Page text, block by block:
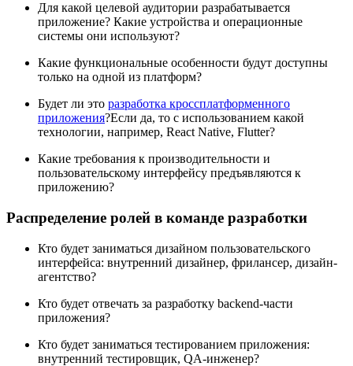
Для какой целевой аудитории разрабатывается
приложение? Какие устройства и операционные
системы они используют?
Какие функциональные особенности будут доступны
только на одной из платформ?
Будет ли это разработка кроссплатформенного
приложения?Если да, то с использованием какой
технологии, например, React Native, Flutter?
Какие требования к производительности и
пользовательскому интерфейсу предъявляются к
приложению?
Распределение ролей в команде разработки
Кто будет заниматься дизайном пользовательского
интерфейса: внутренний дизайнер, фрилансер, дизайн-
агентство?
Кто будет отвечать за разработку backend-части
приложения?
Кто будет заниматься тестированием приложения:
внутренний тестировщик, QA-инженер?